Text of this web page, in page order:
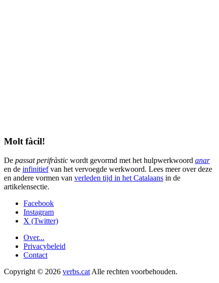
Molt fàcil!
De passat perifràstic wordt gevormd met het hulpwerkwoord anar
en de infinitiefvan het vervoegde werkwoord. Lees meer over deze
en andere vormen van verleden tijd in het Catalaans in de
artikelensectie.
Facebook
Instagram
X (Twitter)
Over...
Privacybeleid
Contact
Copyright © 2026 verbs.cat Alle rechten voorbehouden.